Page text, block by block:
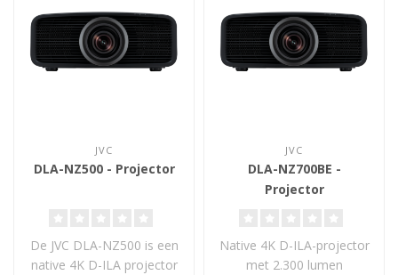
JVC
DLA-NZ500 - Projector
De JVC DLA-NZ500 is een
native 4K D-ILA projector
JVC
DLA-NZ700BE -
Projector
Native 4K D-ILA-projector
met 2.300 lumen